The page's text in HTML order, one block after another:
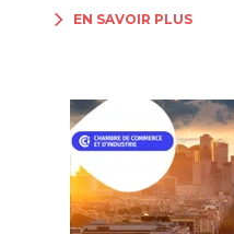
EN SAVOIR PLUS